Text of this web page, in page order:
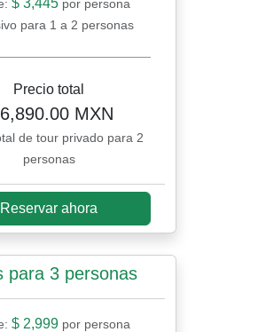
$ 3,445 por persona
para 1 a 2 personas
Precio total
MXN
de tour privado para 2
personas
Reservar ahora
para 3 personas
$ 2,999 por persona